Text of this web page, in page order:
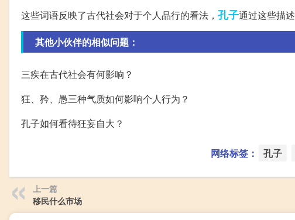
这些词语反映了古代社会对于个人品行的看法， 孔子通过这些描
其他小伙伴的相似问题：
三疾在古代社会有何影响？
狂、矜、愚三种气质如何影响个人行为？
孔子如何看待狂妄自大？
网络标签： 孔子
上一篇
移民什么市场